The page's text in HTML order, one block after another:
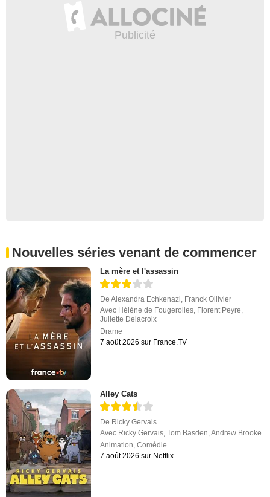
Nouvelles séries venant de commencer
La mère et l'assassin
DeAlexandra Echkenazi, Franck Ollivier
Avec Hélène de Fougerolles, Florent Peyre,
Juliette Delacroix
Drame
7 août 2026 sur France.TV
Alley Cats
De Ricky Gervais
Avec Ricky Gervais,Tom Basden,Andrew Brooke
Animation,Comédie
7 août 2026 sur Netflix